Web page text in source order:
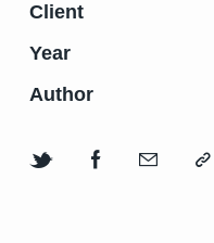
Client
Year
Author